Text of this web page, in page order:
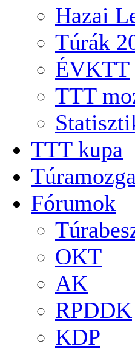
Hazai
Túrák
ÉVKTT
TTT
TTT kupa
Fórumok
OKT
AK
RPDDK
KDP